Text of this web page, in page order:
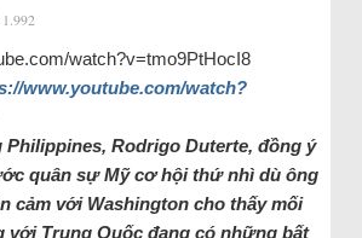
watch?v=tmo9PtHocI8
www.youtube.com/watch?
Philippines, Rodrigo Duterte, đồng ý
quân sự Mỹ cơ hội thứ nhì dù ông
cảm với Washington cho thấy mối
với Trung Quốc đang có những bất